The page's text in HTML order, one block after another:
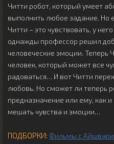
Читти робот, который умеет
выполнить любое задание. Но
Читти – это чувствовать, у
однажды профессор решил
человеческие эмоции. Теперь
человек, который может все
радоваться… И вот Читти
любовь. Но сможет ли теперь
предназначение или ему, как
мешать чувства и эмоции…
ПОДБОРКИ: Фильмы с